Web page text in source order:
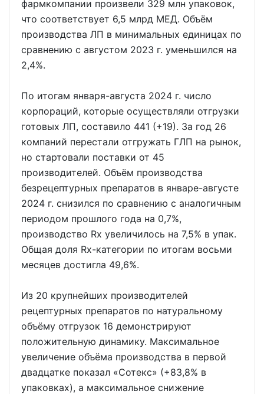
фармкомпании произвели 329 млн упаковок,
что соответствует 6,5 млрд МЕД. Объём
производства ЛП в минимальных единицах по
сравнению с августом 2023 г. уменьшился на
2,4%.
По итогам января-августа 2024 г. число
корпораций, которые осуществляли отгрузки
готовых ЛП, составило 441 (+19). За год 26
компаний перестали отгружать ГЛП на рынок,
но стартовали поставки от 45
производителей. Объём производства
безрецептурных препаратов в январе-августе
2024 г. снизился по сравнению с аналогичным
периодом прошлого года на 0,7%,
производство Rx увеличилось на 7,5% в упак.
Общая доля Rx-категории по итогам восьми
месяцев достигла 49,6%.
Из 20 крупнейших производителей
рецептурных препаратов по натуральному
объёму отгрузок 16 демонстрируют
положительную динамику. Максимальное
увеличение объёма производства в первой
двадцатке показал «Сотекс» (+83,8% в
упаковках), а максимальное снижение